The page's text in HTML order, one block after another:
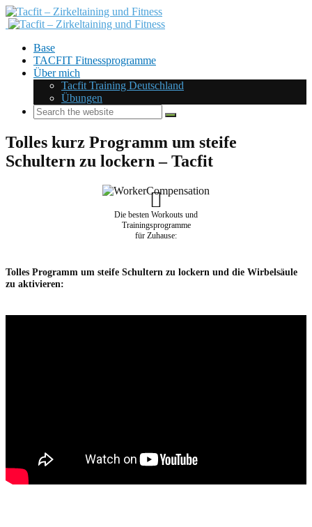
Base
TACFIT Fitnessprogramme
Über mich
Tacfit Training Deutschland
Übungen
Tolles kurz Programm um steife
Schultern zu lockern – Tacfit
Die besten Workouts und
Trainingsprogramme
für Zuhause:
Tolles Programm um steife Schultern zu lockern und die Wirbelsäule
zu aktivieren: